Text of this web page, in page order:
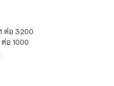
ต่อ 3200
อ 1000